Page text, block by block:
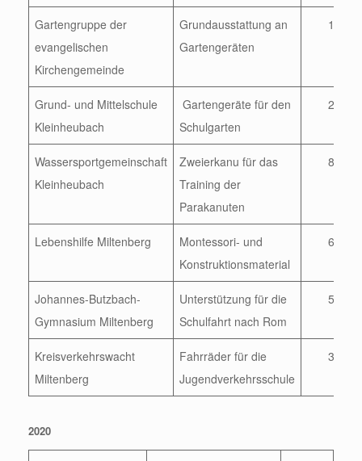
Gartengruppe der
evangelischen
Kirchengemeinde
Grundausstattung an
Gartengeräten
150
Grund- und Mittelschule
Kleinheubach
Gartengeräte für den
Schulgarten
250
Wassersportgemeinschaft
Kleinheubach
Zweierkanu für das
Training der
Parakanuten
800
Lebenshilfe Miltenberg
Montessori- und
Konstruktionsmaterial
600
Johannes-Butzbach-
Gymnasium Miltenberg
Unterstützung für die
Schulfahrt nach Rom
500
Kreisverkehrswacht
Miltenberg
Fahrräder für die
Jugendverkehrsschule
300
2020